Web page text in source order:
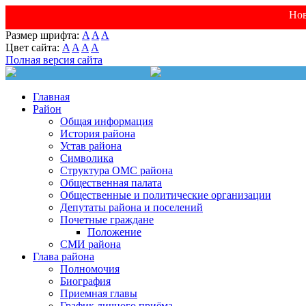
Размер шрифта: A A A
Цвет сайта: A A A A
Полная версия сайта
Главная
Район
Общая информация
История района
Устав района
Символика
Структура ОМС района
Общественная палата
Общественные и политические организации
Депутаты района и поселений
Почетные граждане
Положение
СМИ района
Глава района
Полномочия
Биография
Приемная главы